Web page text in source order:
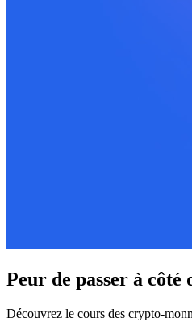
Peur de passer à
Découvrez le cours des crypto-